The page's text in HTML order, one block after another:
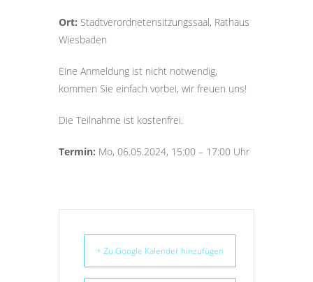
Ort: Stadtverordnetensitzungssaal, Rathaus
Wiesbaden
Eine Anmeldung ist nicht notwendig,
kommen Sie einfach vorbei, wir freuen uns!
Die Teilnahme ist kostenfrei.
Termin: Mo, 06.05.2024, 15:00 – 17:00 Uhr
+ Zu Google Kalender hinzufügen